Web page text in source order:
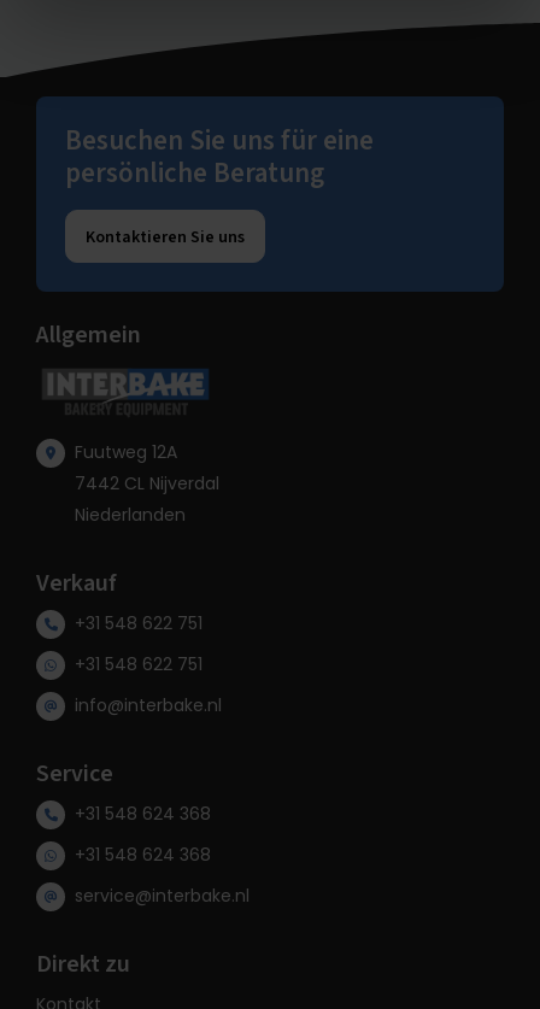
Besuchen Sie uns für eine
persönliche Beratung
Kontaktieren Sie uns
Allgemein
Fuutweg 12A
7442 CL Nijverdal
Niederlanden
Verkauf
+31 548 622 751
+31 548 622 751
info@interbake.nl
Service
+31 548 624 368
+31 548 624 368
service@interbake.nl
Direkt zu
Kontakt